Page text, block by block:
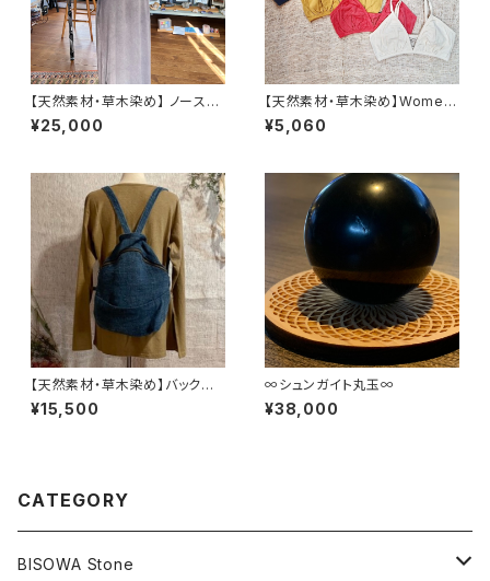
【天然素材・草木染め】 ノースリ
ーブワンピース バンブー
¥25,000
【天然素材・草木染め】Womem
ブラ ヘンプコットン
¥5,060
【天然素材・草木染め】バックパッ
ク ワイルドヘンプ 藍染
¥15,500
∞シュンガイト丸玉∞
¥38,000
CATEGORY
BISOWA Stone